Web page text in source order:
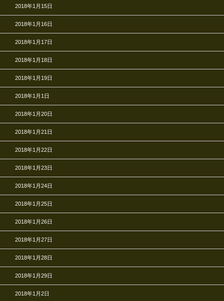
2018年1月15日
2018年1月16日
2018年1月17日
2018年1月18日
2018年1月19日
2018年1月1日
2018年1月20日
2018年1月21日
2018年1月22日
2018年1月23日
2018年1月24日
2018年1月25日
2018年1月26日
2018年1月27日
2018年1月28日
2018年1月29日
2018年1月2日